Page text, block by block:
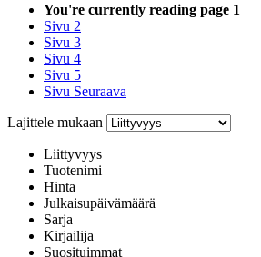
You're currently reading page 1
Sivu 2
Sivu 3
Sivu 4
Sivu 5
Sivu Seuraava
Lajittele mukaan
Liittyvyys
Tuotenimi
Hinta
Julkaisupäivämäärä
Sarja
Kirjailija
Suosituimmat